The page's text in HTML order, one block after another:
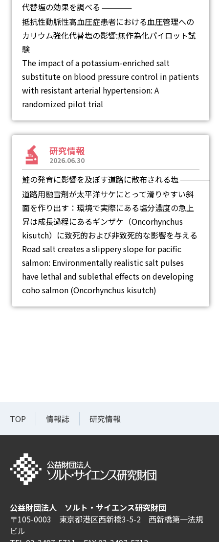
代替塩の効果を調べる ―
抵抗性動脈性高血圧症患者における血圧管理への
カリウム強化代替塩の影響:無作為化パイロット試
験
The impact of a potassium-enriched salt
substitute on blood pressure control in patients
with resistant arterial hypertension: A
randomized pilot trial
研究情報
2026.06.30
鮭の発育に影響を及ぼす道路に散布される塩 ―
道路用融雪剤が太平洋サケにとって滑りやすい斜
面を作り出す：環境で実際にある塩分濃度の急上
昇は成長過程にあるギンザケ（Oncorhynchus
kisutch）に致死的および非致死的な影響を与える
Road salt creates a slippery slope for pacific
salmon: Environmentally realistic salt pulses
have lethal and sublethal effects on developing
coho salmon (Oncorhynchus kisutch)
TOP 情報誌 研究情報
公益財団法人 ソルト・サイエンス研究財団
〒105-0003 東京都港区西新橋3-5-2 西新橋第一法規
ビル